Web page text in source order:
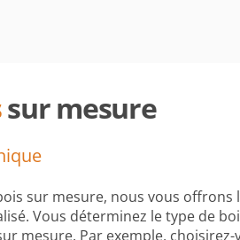
sur mesure
sur mesure, nous vous
Vous déterminez le type de
mesure. Par exemple,